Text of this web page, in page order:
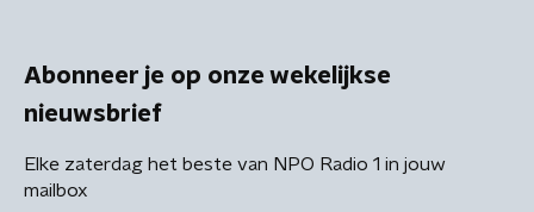
Abonneer je op onze wekelijkse
nieuwsbrief
Elke zaterdag het beste van NPO Radio 1 in jouw
mailbox